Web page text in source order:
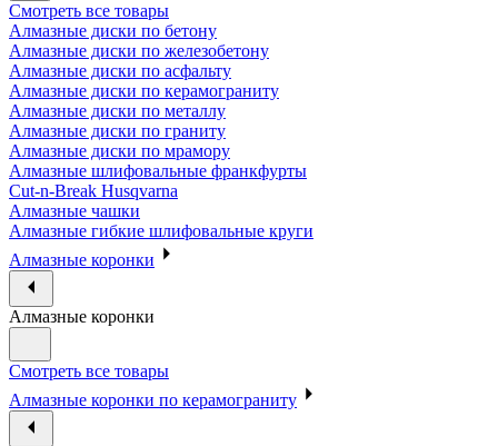
Смотреть все товары
Алмазные диски по бетону
Алмазные диски по железобетону
Алмазные диски по асфальту
Алмазные диски по керамограниту
Алмазные диски по металлу
Алмазные диски по граниту
Алмазные диски по мрамору
Алмазные шлифовальные франкфурты
Cut-n-Break Husqvarna
Алмазные чашки
Алмазные гибкие шлифовальные круги
Алмазные коронки
Алмазные коронки
Смотреть все товары
Алмазные коронки по керамограниту